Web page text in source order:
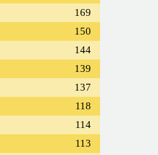
169
150
144
139
137
118
114
113